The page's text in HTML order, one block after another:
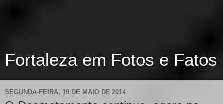
Fortaleza em Fotos e Fatos
SEGUNDA-FEIRA, 19 DE MAIO DE 2014